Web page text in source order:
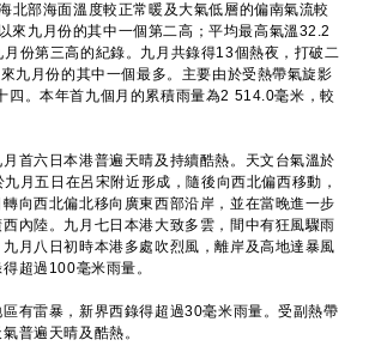
北部海面溫度較正常暖及大氣低層的偏南氣流較
來九月份的其中一個第二高；平均最高氣溫32.2
份第三高的紀錄。九月共錄得13個熱夜，打破二
九月份的其中一個最多。主要由於受熱帶氣旋影
。本年首九個月的累積雨量為2 514.0毫米，較
六日本港普遍天晴及持續酷熱。天文台氣溫於
月五日在呂宋附近形成，隨後向西北偏西移動，
向西北偏北移向廣東西部沿岸，並在當晚進一步
內陸。九月七日本港大致多雲，間中有狂風驟雨
月八日初時本港多處吹烈風，離岸及高地達暴風
超過100毫米雨量。
雷暴，新界西錄得超過30毫米雨量。受副熱帶
普遍天晴及酷熱。